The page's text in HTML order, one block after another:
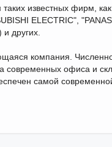
известных фирм, как
ELECTRIC",
других.
компания.
современных офиса и
самой